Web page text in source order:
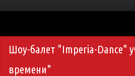
Шоу-балет "Imperia-Dance"
времени"